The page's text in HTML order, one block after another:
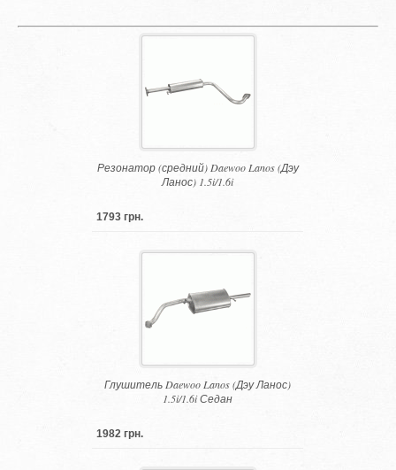
Резонатор (средний) Daewoo Lanos (Дэу
Ланос) 1.5i/1.6i
1793 грн.
Глушитель Daewoo Lanos (Дэу Ланос)
1.5i/1.6i Седан
1982 грн.